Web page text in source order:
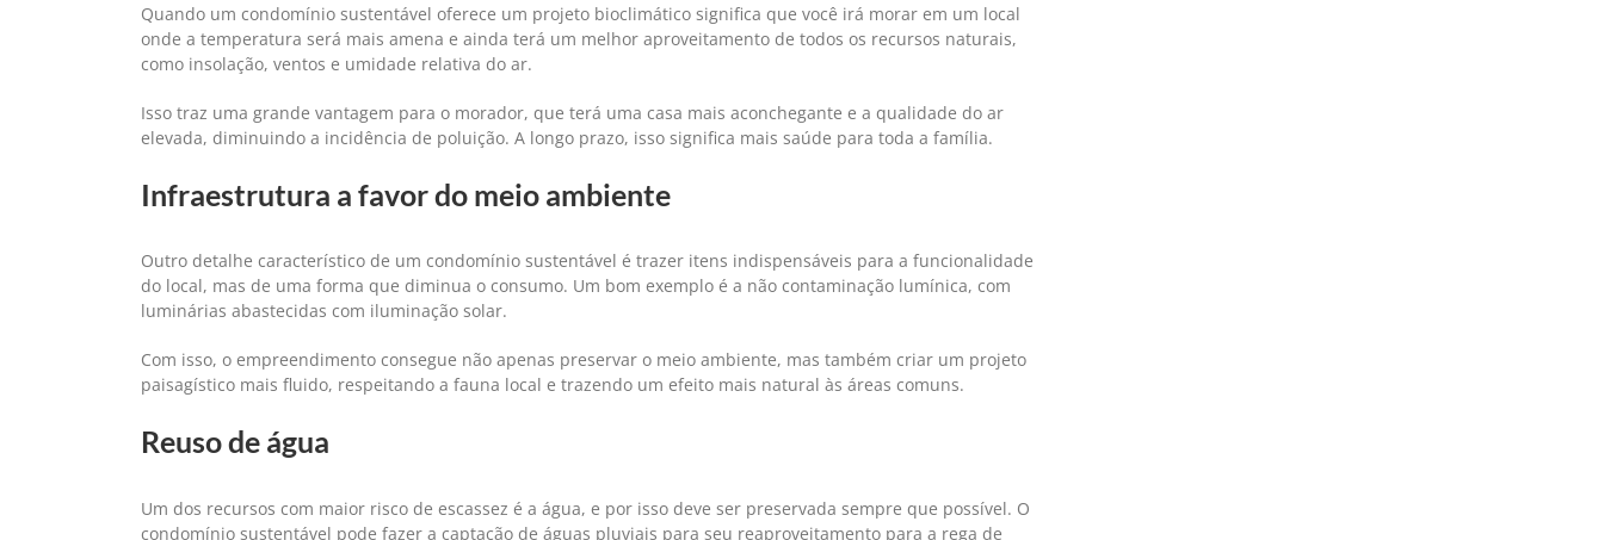
Quando um condomínio sustentável oferece um projeto bioclimático significa que você irá morar em um local
onde a temperatura será mais amena e ainda terá um melhor aproveitamento de todos os recursos naturais,
como insolação, ventos e umidade relativa do ar.
Isso traz uma grande vantagem para o morador, que terá uma casa mais aconchegante e a qualidade do ar
elevada, diminuindo a incidência de poluição. A longo prazo, isso significa mais saúde para toda a família.
Infraestrutura a favor do meio ambiente
Outro detalhe característico de um condomínio sustentável é trazer itens indispensáveis para a funcionalidade
do local, mas de uma forma que diminua o consumo. Um bom exemplo é a não contaminação lumínica, com
luminárias abastecidas com iluminação solar.
Com isso, o empreendimento consegue não apenas preservar o meio ambiente, mas também criar um projeto
paisagístico mais fluido, respeitando a fauna local e trazendo um efeito mais natural às áreas comuns.
Reuso de água
Um dos recursos com maior risco de escassez é a água, e por isso deve ser preservada sempre que possível. O
condomínio sustentável pode fazer a captação de águas pluviais para seu reaproveitamento para a rega de